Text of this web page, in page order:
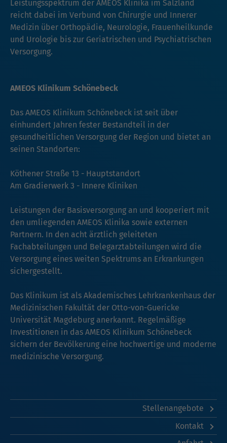
Leistungsspektrum der AMEOS Klinika im Salzland
reicht dabei im Verbund von Chirurgie und Innerer
Medizin über Orthopädie, Neurologie, Frauenheilkunde
und Urologie bis zur Geriatrischen und Psychiatrischen
Versorgung.
AMEOS Klinikum Schönebeck
Das AMEOS Klinikum Schönebeck ist seit über
einhundert Jahren fester Bestandteil in der
gesundheitlichen Versorgung der Region und bietet an
seinen Standorten:
Köthener Straße 13 - Hauptstandort
Am Gradierwerk 3 - Innere Kliniken
Leistungen der Basisversorgung an und kooperiert mit
den umliegenden AMEOS Klinika sowie externen
Partnern. In den acht ärztlich geleiteten
Fachabteilungen und Belegarztabteilungen wird die
Versorgung eines weiten Spektrums an Erkrankungen
sichergestellt.
Das Klinikum ist als Akademisches Lehrkrankenhaus der
Medizinischen Fakultät der Otto-von-Guericke
Universität Magdeburg anerkannt. Regelmäßige
Investitionen in das AMEOS Klinikum Schönebeck
sichern der Bevölkerung eine hochwertige und moderne
medizinische Versorgung.
Stellenangebote
Kontakt